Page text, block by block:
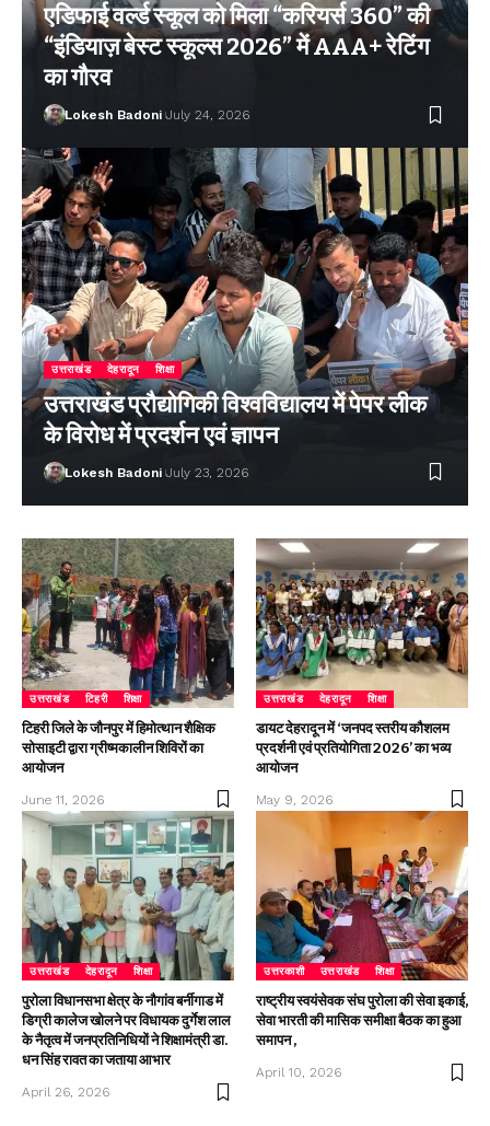
एडिफाई वर्ल्ड स्कूल को मिला “करियर्स 360” की
“इंडियाज़ बेस्ट स्कूल्स 2026” में AAA+ रेटिंग
का गौरव
Lokesh Badoni July 24, 2026
उत्तराखंड देहरादून शिक्षा
उत्तराखंड प्रौद्योगिकी विश्वविद्यालय में पेपर लीक
के विरोध में प्रदर्शन एवं ज्ञापन
Lokesh Badoni July 23, 2026
उत्तराखंड टिहरी शिक्षा
टिहरी जिले के जौनपुर में हिमोत्थान शैक्षिक
सोसाइटी द्वारा ग्रीष्मकालीन शिविरों का
आयोजन
June 11, 2026
उत्तराखंड देहरादून शिक्षा
डायट देहरादून में ‘जनपद स्तरीय कौशलम
प्रदर्शनी एवं प्रतियोगिता 2026’ का भव्य
आयोजन
May 9, 2026
उत्तराखंड देहरादून शिक्षा
पुरोला विधानसभा क्षेत्र के नौगांव बर्नीगाड में
डिग्री कालेज खोलने पर विधायक दुर्गेश लाल
के नैतृत्व में जनप्रतिनिधियों ने शिक्षामंत्री डा.
धन सिंह रावत का जताया आभार
April 26, 2026
उत्तरकाशी उत्तराखंड शिक्षा
राष्ट्रीय स्वयंसेवक संघ पुरोला की सेवा इकाई,
सेवा भारती की मासिक समीक्षा बैठक का हुआ
समापन ,
April 10, 2026